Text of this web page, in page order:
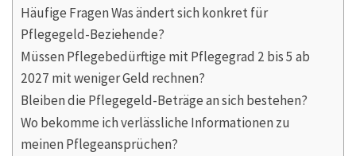
Häufige Fragen Was ändert sich konkret für
Pflegegeld-Beziehende?
Müssen Pflegebedürftige mit Pflegegrad 2 bis 5 ab
2027 mit weniger Geld rechnen?
Bleiben die Pflegegeld-Beträge an sich bestehen?
Wo bekomme ich verlässliche Informationen zu
meinen Pflegeansprüchen?